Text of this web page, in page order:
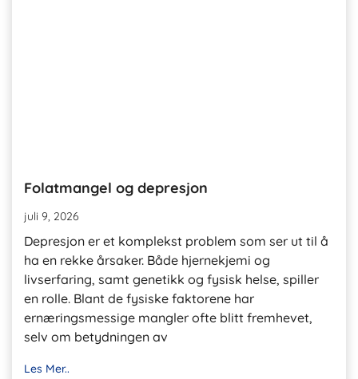
Folatmangel og depresjon
juli 9, 2026
Depresjon er et komplekst problem som ser ut til å
ha en rekke årsaker. Både hjernekjemi og
livserfaring, samt genetikk og fysisk helse, spiller
en rolle. Blant de fysiske faktorene har
ernæringsmessige mangler ofte blitt fremhevet,
selv om betydningen av
Les Mer..